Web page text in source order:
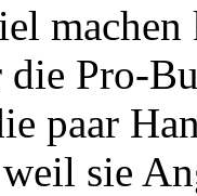
machen
die Pro-
paar
sie